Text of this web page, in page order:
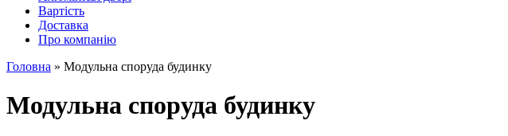
Вартість
Доставка
Про компанію
Головна » Модульна споруда будинку
Модульна споруда будинку